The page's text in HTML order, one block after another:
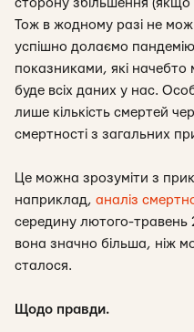
сторону збільшення (якщо
Тож в жодному разі не
успішно долаємо
показниками, які начебто
буде всіх даних у нас.
лише кількість смертей
смертності з загальних
Це можна зрозуміти з
наприклад, аналіз
середину лютого-травень
вона значно більша, ніж
сталося.
Щодо правди.